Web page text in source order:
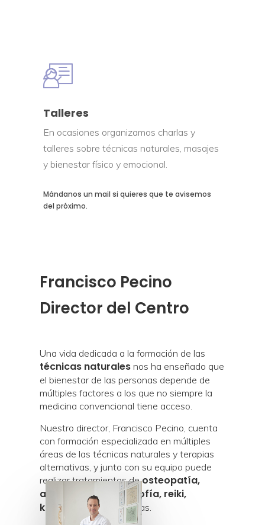
Talleres
En ocasiones organizamos charlas y
talleres sobre técnicas naturales, masajes
y bienestar físico y emocional.
Mándanos un mail si quieres que te avisemos
del próximo.
Francisco Pecino
Director del Centro
Una vida dedicada a la formación de las
técnicas naturales nos ha enseñado que
el bienestar de las personas depende de
múltiples factores a los que no siempre la
medicina convencional tiene acceso.
Nuestro director, Francisco Pecino, cuenta
con formación especializada en múltiples
áreas de las técnicas naturales y terapias
alternativas, y junto con su equipo puede
realizar tratamientos deosteopatía,
acupuntura, reflexolofía, reiki,
kinesiología, entre otras.